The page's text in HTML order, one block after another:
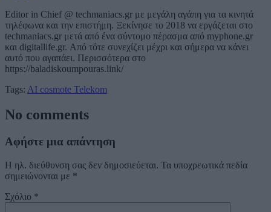
Editor in Chief @ techmaniacs.gr με μεγάλη αγάπη για τα κινητά
τηλέφωνα και την επιστήμη. Ξεκίνησε το 2018 να εργάζεται στο
techmaniacs.gr μετά από ένα σύντομο πέρασμα από myphone.gr
και digitallife.gr. Από τότε συνεχίζει μέχρι και σήμερα να κάνει
αυτό που αγαπάει. Περισσότερα στο
https://baladiskoumpouras.link/
Tags: AI cosmote Telekom
No comments
Αφήστε μια απάντηση
Η ηλ. διεύθυνση σας δεν δημοσιεύεται. Τα υποχρεωτικά πεδία
σημειώνονται με *
Σχόλιο *